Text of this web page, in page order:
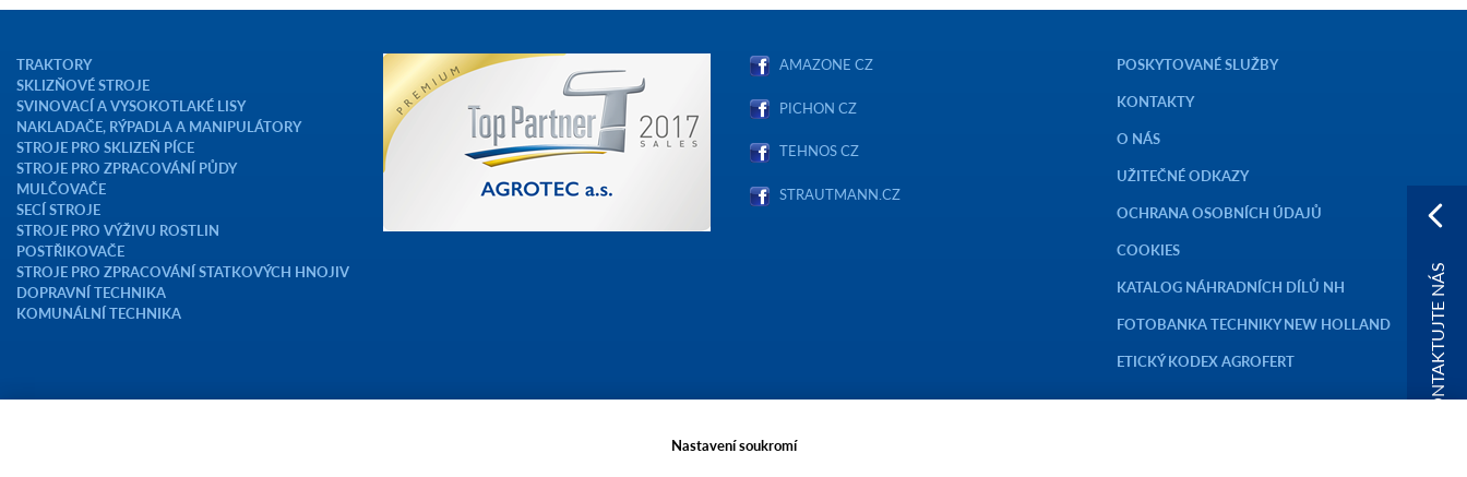
TRAKTORY
SKLIZŇOVÉ STROJE
SVINOVACÍ A VYSOKOTLAKÉ LISY
NAKLADAČE, RÝPADLA A MANIPULÁTORY
STROJE PRO SKLIZEŇ PÍCE
STROJE PRO ZPRACOVÁNÍ PŮDY
MULČOVAČE
SECÍ STROJE
STROJE PRO VÝŽIVU ROSTLIN
POSTŘIKOVAČE
STROJE PRO ZPRACOVÁNÍ STATKOVÝCH HNOJIV
DOPRAVNÍ TECHNIKA
KOMUNÁLNÍ TECHNIKA
AMAZONE CZ
PICHON CZ
TEHNOS CZ
STRAUTMANN.CZ
POSKYTOVANÉ SLUŽBY
KONTAKTY
O NÁS
UŽITEČNÉ ODKAZY
OCHRANA OSOBNÍCH ÚDAJŮ
COOKIES
KATALOG NÁHRADNÍCH DÍLŮ NH
FOTOBANKA TECHNIKY NEW HOLLAND
ETICKÝ KODEX AGROFERT
KONTAKTUJTE NÁS
Nastavení soukromí